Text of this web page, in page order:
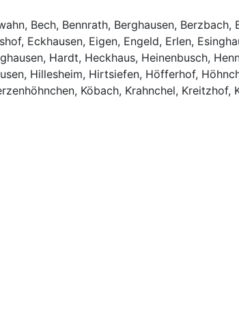
Bech, Bennrath, Berghausen, Berzbach,
Eckhausen, Eigen, Engeld, Erlen,
Hardt, Heckhaus, Heinenbusch,
Hillesheim, Hirtsiefen, Höfferhof,
Köbach, Krahnchel, Kreitzhof,